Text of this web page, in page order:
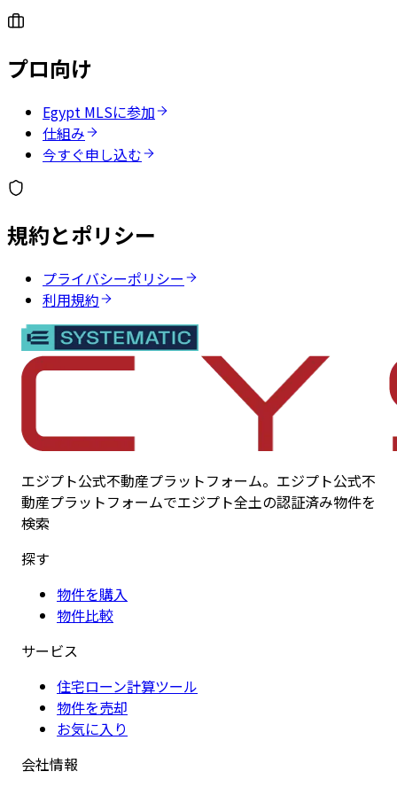
プロ向け
Egypt MLSに参加
仕組み
今すぐ申し込む
規約とポリシー
プライバシーポリシー
利用規約
エジプト公式不動産プラットフォーム。エジプト公式不
動産プラットフォームでエジプト全土の認証済み物件を
検索
探す
物件を購入
物件比較
サービス
住宅ローン計算ツール
物件を売却
お気に入り
会社情報